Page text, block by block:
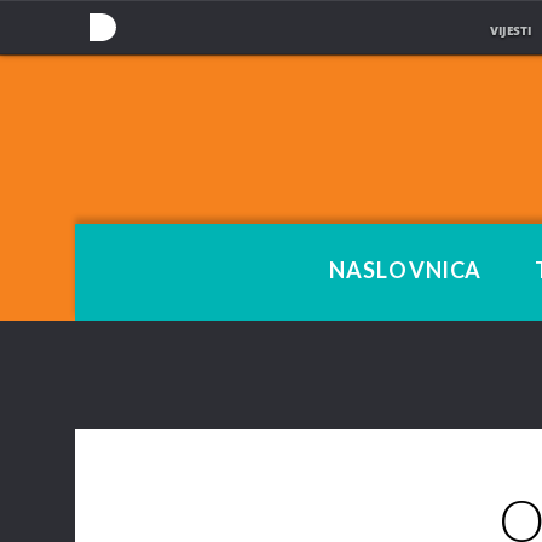
VIJESTI
NASLOVNICA